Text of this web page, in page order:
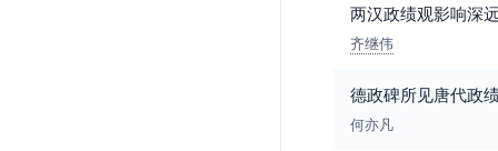
两汉政绩观影响深
齐继伟
德政碑所见唐代政
何亦凡